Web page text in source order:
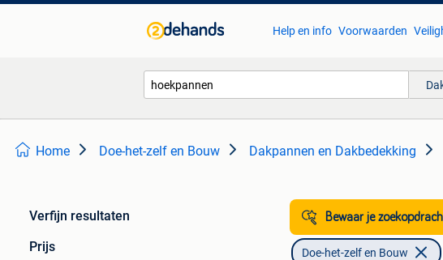
Help en info Voorwaarden
Home Doe-het-zelf en Bouw Dakpannen en Dakbedekking
Verfijn resultaten
Prijs
Bewaar je
Doe-het-zelf en Bouw